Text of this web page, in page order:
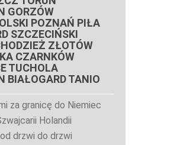
GORZÓW
POZNAŃ PIŁA
SZCZECIŃSKI
ZŁOTÓW
CZARNKÓW
TUCHOLA
BIAŁOGARD TANIO
za granicę do Niemiec
Holandii
drzwi do drzwi